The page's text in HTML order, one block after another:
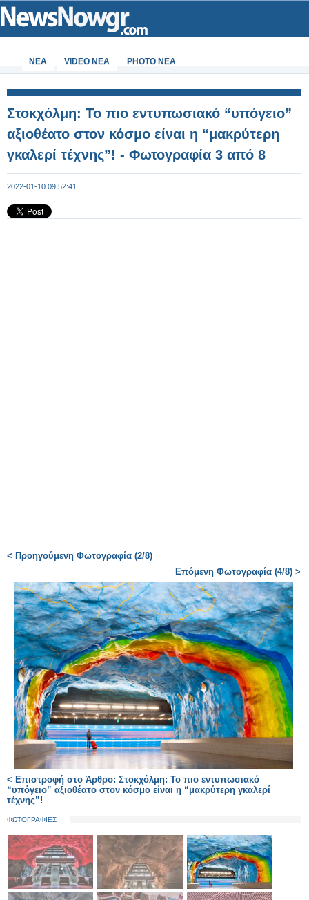
ΝΕΑ VIDEO NEA PHOTO NEA
Στοκχόλμη: Το πιο εντυπωσιακό “υπόγειο”
αξιοθέατο στον κόσμο είναι η “μακρύτερη
γκαλερί τέχνης”! - Φωτογραφία 3 από 8
2022-01-10 09:52:41
< Προηγούμενη Φωτογραφία (2/8)
Επόμενη Φωτογραφία (4/8) >
< Επιστροφή στο Άρθρο: Στοκχόλμη: Το πιο εντυπωσιακό
“υπόγειο” αξιοθέατο στον κόσμο είναι η “μακρύτερη γκαλερί
τέχνης”!
ΦΩΤΟΓΡΑΦΙΕΣ